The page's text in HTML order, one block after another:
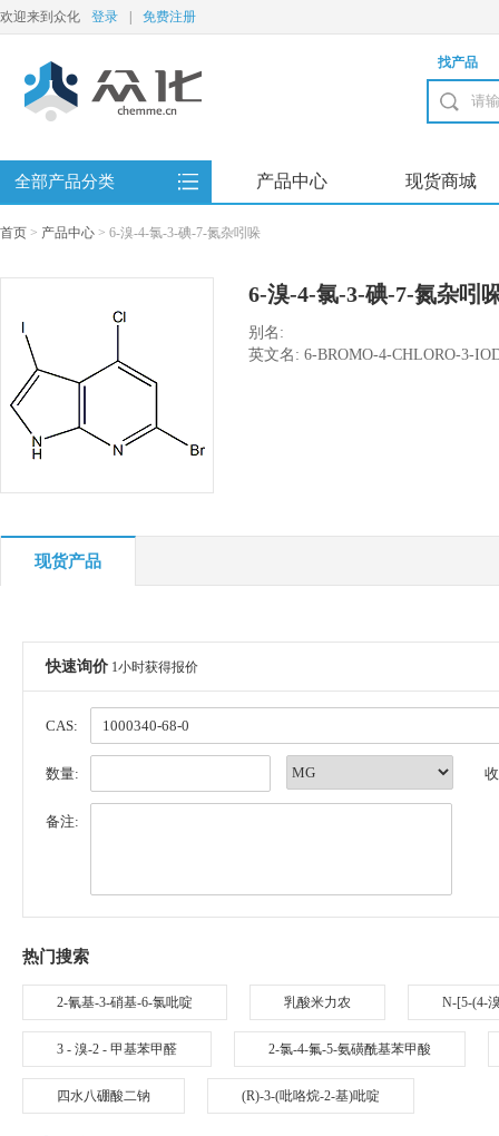
欢迎来到众化 登录 免费注册
找产品
全部产品分类 产品中心 现货商城
首页 > 产品中心 > 6-溴-4-氯-3-碘-7-氮杂吲哚
6-溴-4-氯-3-碘-7-氮杂吲
别名:
英文名: 6-BROMO-4-CHLORO-3-
现货产品
快速询价 1小时获得报价
CAS:
数量:
备注:
热门搜索
2-氰基-3-硝基-6-氯吡啶 乳酸米力农 N-[5-(4-
3 - 溴-2 - 甲基苯甲醛 2-氯-4-氟-5-氨磺酰基苯甲酸
四水八硼酸二钠 (R)-3-(吡咯烷-2-基)吡啶